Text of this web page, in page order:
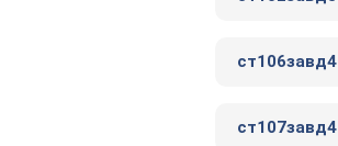
ст106завд4
ст107завд4